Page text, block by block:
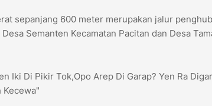
sepanjang 600 meter merupakan jalur
Semanten Kecamatan Pacitan dan Desa
Iki Di Pikir Tok,Opo Arep Di Garap? Yen Ra
Kecewa"